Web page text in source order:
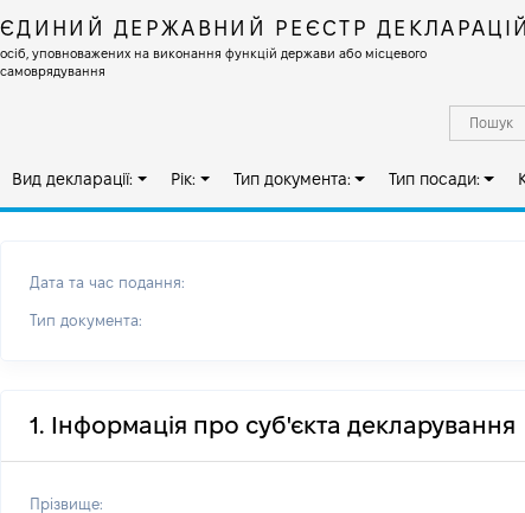
ЄДИНИЙ ДЕРЖАВНИЙ РЕЄСТР ДЕКЛАРАЦІЙ
осіб, уповноважених на виконання функцій держави або місцевого
самоврядування
Вид декларації: Рік: Тип документа: Тип посади:
Дата та час подання:
Тип документа:
1. Інформація про суб'єкта декларування
Прізвище: